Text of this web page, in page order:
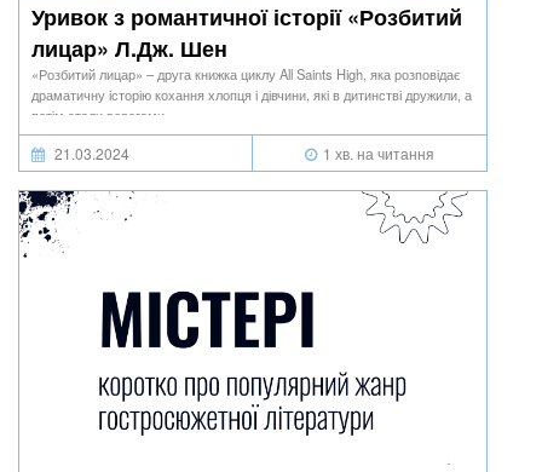
Уривок з романтичної історії «Розбитий
лицар» Л.Дж. Шен
«Розбитий лицар» – друга книжка циклу All Saints High, яка розповідає
драматичну історію кохання хлопця і дівчини, які в дитинстві дружили, а
потім стали ворогами.
21.03.2024 1 хв. на читання